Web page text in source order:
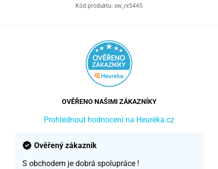
Kód produktu: sw_rx5445
OVĚŘENO NAŠIMI ZÁKAZNÍKY
Prohlédnout hodnocení na Heuréka.cz
Ověřený zákazník
S obchodem je dobrá spolupráce !